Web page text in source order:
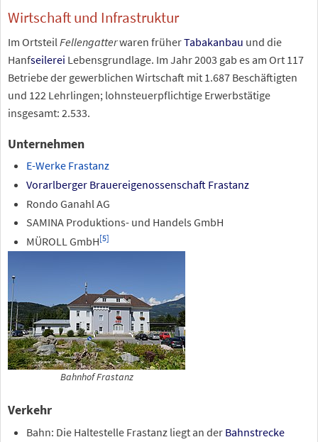
Wirtschaft und Infrastruktur
Im Ortsteil Fellengatterwaren früherTabakanbau und die
Hanfseilerei Lebensgrundlage. Im Jahr 2003 gab es am Ort 117
Betriebe der gewerblichen Wirtschaft mit 1.687 Beschäftigten
und 122 Lehrlingen; lohnsteuerpflichtige Erwerbstätige
insgesamt: 2.533.
Unternehmen
E-Werke Frastanz
Vorarlberger Brauereigenossenschaft Frastanz
Rondo Ganahl AG
SAMINA Produktions- und Handels GmbH
MÜROLL GmbH[5]
Bahnhof Frastanz
Verkehr
Bahn: Die Haltestelle Frastanz liegt an der Bahnstrecke